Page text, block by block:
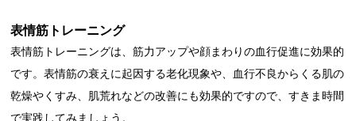
表情筋トレーニング
表情筋トレーニングは、筋力アップや顔まわりの血行促進に効果的
です。表情筋の衰えに起因する老化現象や、血行不良からくる肌の
乾燥やくすみ、肌荒れなどの改善にも効果的ですので、すきま時間
で実践してみましょう。